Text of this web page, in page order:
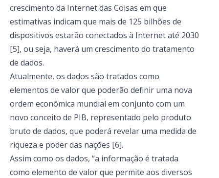
crescimento da Internet das Coisas em que
estimativas indicam que mais de 125 bilhões de
dispositivos estarão conectados à Internet até 2030
[5], ou seja, haverá um crescimento do tratamento
de dados.
Atualmente, os dados são tratados como
elementos de valor que poderão definir uma nova
ordem econômica mundial em conjunto com um
novo conceito de PIB, representado pelo produto
bruto de dados, que poderá revelar uma medida de
riqueza e poder das nações [6].
Assim como os dados, “a informação é tratada
como elemento de valor que permite aos diversos